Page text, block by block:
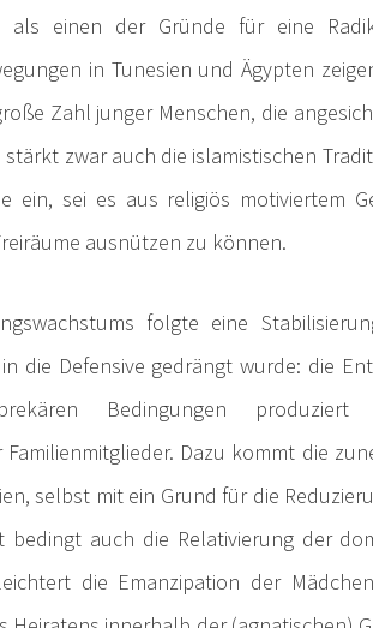
als einen der Gründe für eine
in Tunesien und Ägypten
Zahl junger Menschen, die
zwar auch die islamistischen
ein, sei es aus religiös motiviertem
ausnützen zu können.
folgte eine
die Defensive gedrängt wurde: die
Bedingungen produziert
Dazu kommt die
selbst mit ein Grund für die
auch die Relativierung der
die Emanzipation der